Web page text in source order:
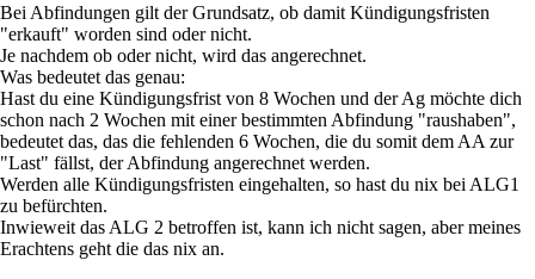
Bei Abfindungen gilt der Grundsatz, ob damit Kündigungsfristen
"erkauft" worden sind oder nicht.
Je nachdem ob oder nicht, wird das angerechnet.
Was bedeutet das genau:
Hast du eine Kündigungsfrist von 8 Wochen und der Ag möchte dich
schon nach 2 Wochen mit einer bestimmten Abfindung "raushaben",
bedeutet das, das die fehlenden 6 Wochen, die du somit dem AA zur
"Last" fällst, der Abfindung angerechnet werden.
Werden alle Kündigungsfristen eingehalten, so hast du nix bei ALG1
zu befürchten.
Inwieweit das ALG 2 betroffen ist, kann ich nicht sagen, aber meines
Erachtens geht die das nix an.